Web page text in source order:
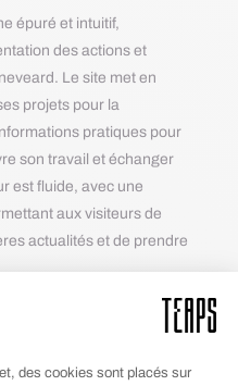
des cookies sont placés sur
épuré et intuitif,
des actions et
Le site met en
projets pour la
pratiques pour
son travail et échanger
est fluide, avec une
aux visiteurs de
actualités et de prendre